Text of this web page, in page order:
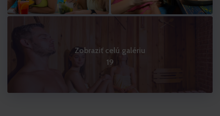
Zobraziť celú galériu
19